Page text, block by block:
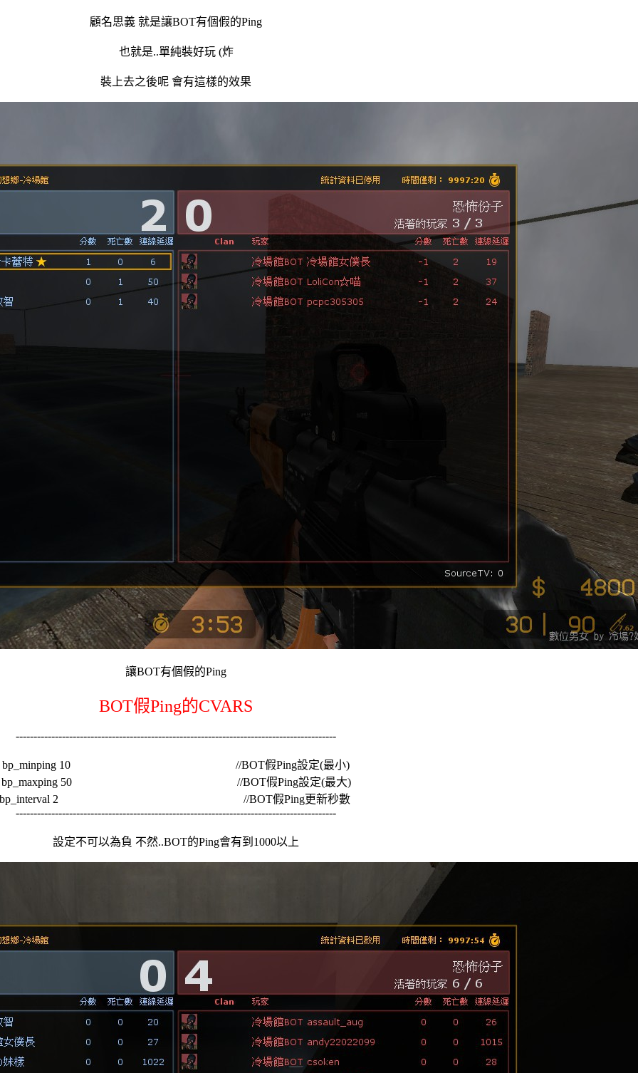
顧名思義 就是讓BOT有個假的Ping
也就是..單純裝好玩 (炸
裝上去之後呢 會有這樣的效果
讓BOT有個假的Ping
BOT假Ping的CVARS
------------------------------------------------------------------------------------------
bp_minping 10 //BOT假Ping設定(最小)
bp_maxping 50 //BOT假Ping設定(最大)
2 //BOT假Ping更新秒數
------------------------------------------------------------------------------------------
設定不可以為負 不然..BOT的Ping會有到1000以上